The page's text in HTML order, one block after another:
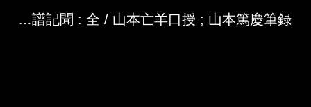
Media Viewer
救荒野譜記聞 : 全 / 山本亡羊口授 ; 山本篤慶筆録